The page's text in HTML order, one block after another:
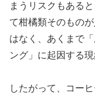
まうリスクもある
て柑橘類そのもの
はなく、あくまで
ング」に起因する現
したがって、コー